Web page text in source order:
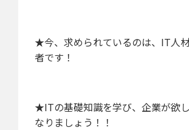
★今、求められているのは、IT人
者です！
★ITの基礎知識を学び、企業が欲
なりましょう！！